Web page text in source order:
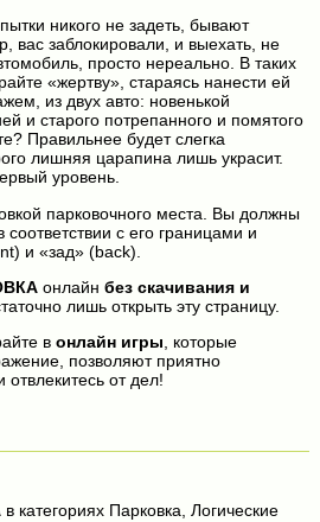
никого не задеть, бывают
вас заблокировали, и выехать, не
просто нереально. В таких
«жертву», стараясь нанести ей
из двух авто: новенькой
и старого потрепанного и помятого
Правильнее будет слегка
лишняя царапина лишь украсит.
уровень.
парковочного места. Вы должны
с его границами и
и «зад» (back).
онлайн без скачивания и
лишь открыть эту страницу.
в онлайн игры, которые
позволяют приятно
отвлекитесь от дел!
в категориях Парковка, Логические